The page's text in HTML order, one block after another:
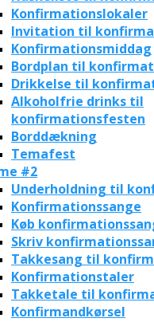
Konfirmationslokaler
Invitation til
Konfirmationsmiddag
Bordplan til
Drikkelse til
Alkoholfrie drinks til
konfirmationsfesten
Borddækning
Temafest
#2
Underholdning til
Konfirmationssange
Køb
Skriv
Takkesang til
Konfirmationstaler
Takketale til
Konfirmandkørsel